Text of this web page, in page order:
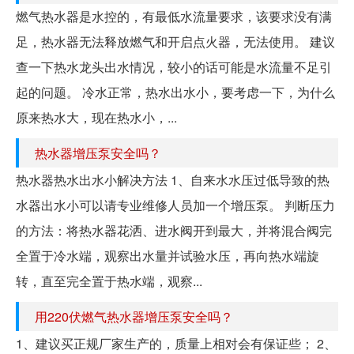
燃气热水器是水控的，有最低水流量要求，该要求没有满
足，热水器无法释放燃气和开启点火器，无法使用。 建议
查一下热水龙头出水情况，较小的话可能是水流量不足引
起的问题。 冷水正常，热水出水小，要考虑一下，为什么
原来热水大，现在热水小，...
热水器增压泵安全吗？
热水器热水出水小解决方法 1、自来水水压过低导致的热
水器出水小可以请专业维修人员加一个增压泵。 判断压力
的方法：将热水器花洒、进水阀开到最大，并将混合阀完
全置于冷水端，观察出水量并试验水压，再向热水端旋
转，直至完全置于热水端，观察...
用220伏燃气热水器增压泵安全吗？
1、建议买正规厂家生产的，质量上相对会有保证些； 2、